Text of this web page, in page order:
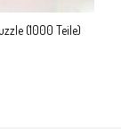
(1000 Teile)